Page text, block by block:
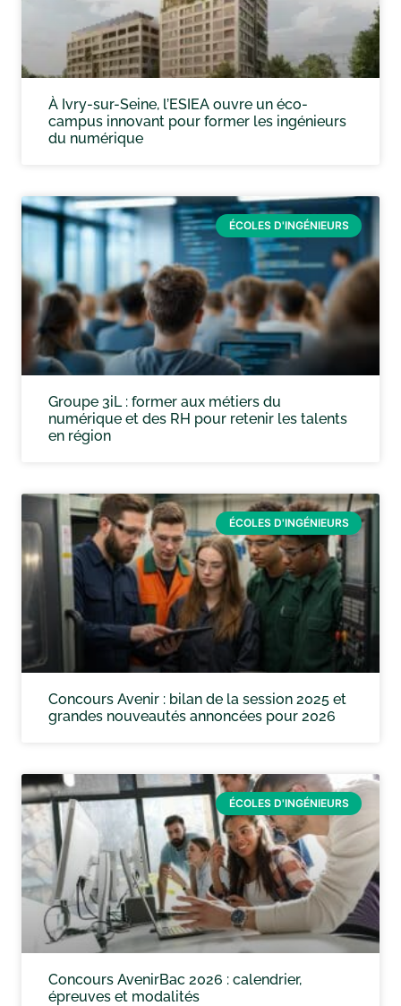
À Ivry-sur-Seine, l’ESIEA ouvre un éco-
campus innovant pour former les ingénieurs
du numérique
ÉCOLES D'INGÉNIEURS
Groupe 3iL : former aux métiers du
numérique et des RH pour retenir les talents
en région
ÉCOLES D'INGÉNIEURS
Concours Avenir : bilan de la session 2025 et
grandes nouveautés annoncées pour 2026
ÉCOLES D'INGÉNIEURS
Concours AvenirBac 2026 : calendrier,
épreuves et modalités